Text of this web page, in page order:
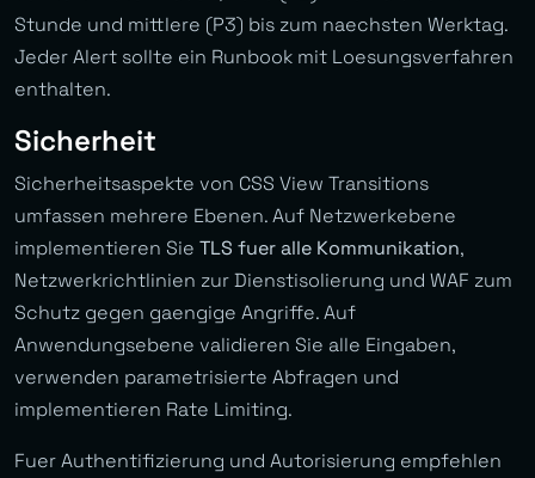
Stunde und mittlere (P3) bis zum naechsten Werktag.
Jeder Alert sollte ein Runbook mit Loesungsverfahren
enthalten.
Sicherheit
Sicherheitsaspekte von CSS View Transitions
umfassen mehrere Ebenen. Auf Netzwerkebene
implementieren Sie TLS fuer alle Kommunikation,
Netzwerkrichtlinien zur Dienstisolierung und WAF zum
Schutz gegen gaengige Angriffe. Auf
Anwendungsebene validieren Sie alle Eingaben,
verwenden parametrisierte Abfragen und
implementieren Rate Limiting.
Fuer Authentifizierung und Autorisierung empfehlen